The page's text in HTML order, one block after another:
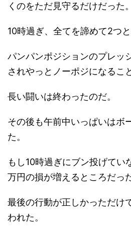
くのをただ見守るだけだった。
10時過ぎ、全てを諦めて2つと
パンパンポジションのプレッ
されやっとノーポジになるこ
長い闘いは終わったのだ。
その後も午前中いっぱいはボ
た。
もし10時過ぎにブン投げてい
万円の損が増えるところだった
最後の行動が正しかっただけ
われた。